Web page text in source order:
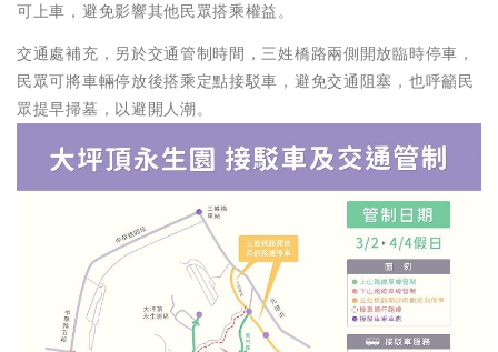
可上車，避免影響其他民眾搭乘權益。
交通處補充，另於交通管制時間，三姓橋路兩側開放臨時停車，
民眾可將車輛停放後搭乘定點接駁車，避免交通阻塞，也呼籲民
眾提早掃墓，以避開人潮。